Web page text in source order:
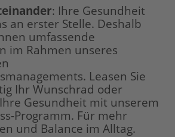
: Ihre Gesundheit
an erster Stelle. Deshalb
umfassende
im Rahmen unseres
Leasen Sie
Ihr Wunschrad oder
Gesundheit mit unserem
Programm. Für mehr
und Balance im Alltag.